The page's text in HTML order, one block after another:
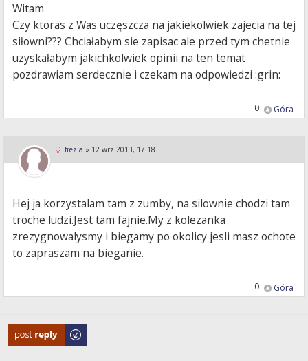
Witam
Czy ktoras z Was uczęszcza na jakiekolwiek zajecia na tej
siłowni??? Chciałabym sie zapisac ale przed tym chetnie
uzyskałabym jakichkolwiek opinii na ten temat
pozdrawiam serdecznie i czekam na odpowiedzi :grin:
Góra
0
frezja » 12 wrz 2013, 17:18
Hej ja korzystalam tam z zumby, na silownie chodzi tam
troche ludzi.Jest tam fajnie.My z kolezanka
zrezygnowalysmy i biegamy po okolicy jesli masz ochote
to zapraszam na bieganie.
Góra
0
Odpowiedz